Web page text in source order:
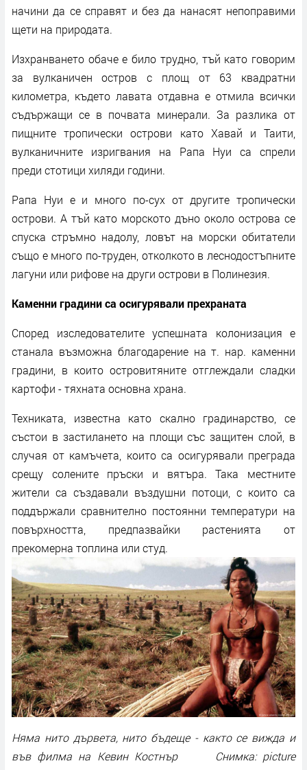
начини да се справят и без да нанасят непоправими
щети на природата.
Изхранването обаче е било трудно, тъй като говорим
за вулканичен остров с площ от 63 квадратни
километра, където лавата отдавна е отмила всички
съдържащи се в почвата минерали. За разлика от
пищните тропически острови като Хавай и Таити,
вулканичните изригвания на Рапа Нуи са спрели
преди стотици хиляди години.
Рапа Нуи е и много по-сух от другите тропически
острови. А тъй като морското дъно около острова се
спуска стръмно надолу, ловът на морски обитатели
също е много по-труден, отколкото в леснодостъпните
лагуни или рифове на други острови в Полинезия.
Каменни градини са осигурявали прехраната
Според изследователите успешната колонизация е
станала възможна благодарение на т. нар. каменни
градини, в които островитяните отглеждали сладки
картофи - тяхната основна храна.
Техниката, известна като скално градинарство, се
състои в застилането на площи със защитен слой, в
случая от камъчета, които са осигурявали преграда
срещу солените пръски и вятъра. Така местните
жители са създавали въздушни потоци, с които са
поддържали сравнително постоянни температури на
повърхността, предпазвайки растенията от
прекомерна топлина или студ.
Няма нито дървета, нито бъдеще - както се вижда и
във филма на Кевин Костнър Снимка: picture